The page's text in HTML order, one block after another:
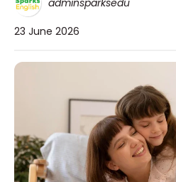
adminsparksedu
23 June 2026